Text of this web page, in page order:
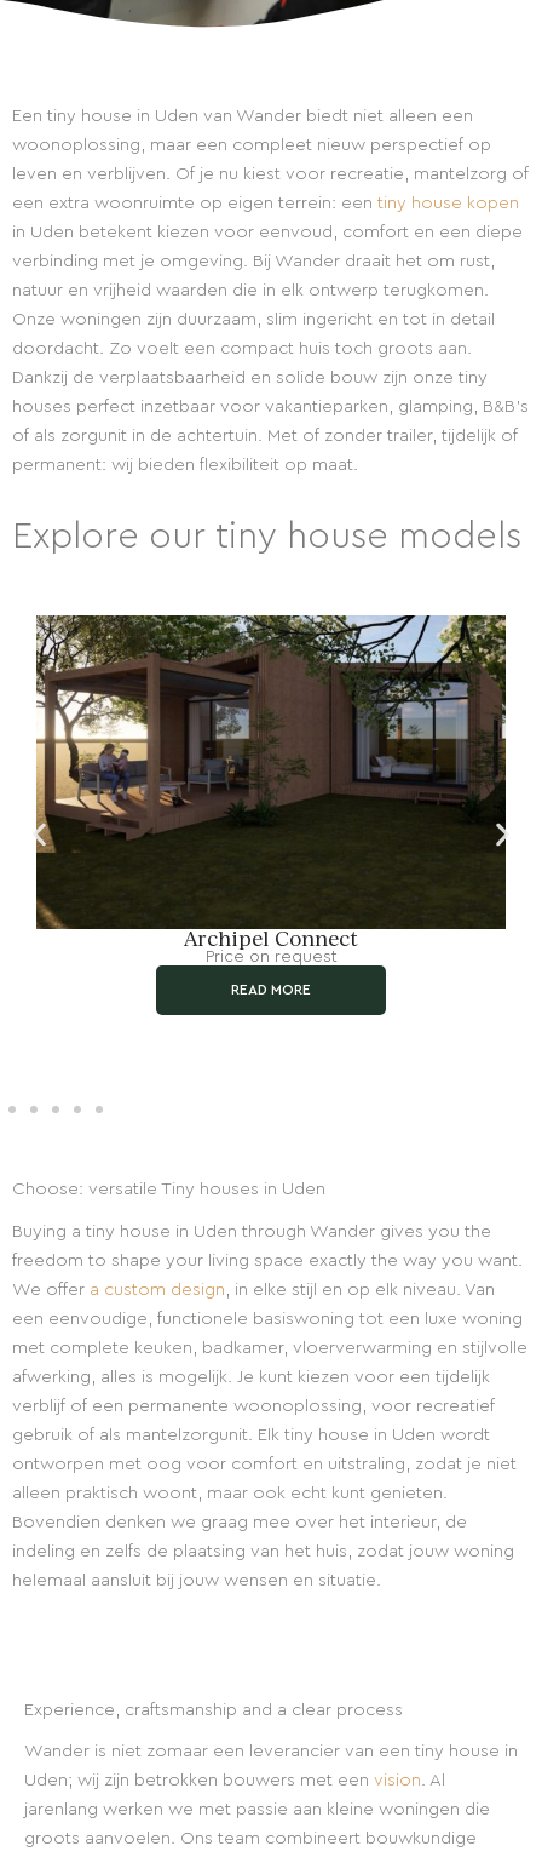
Een tiny house in Uden van Wander biedt niet alleen een
woonoplossing, maar een compleet nieuw perspectief op
leven en verblijven. Of je nu kiest voor recreatie, mantelzorg of
een extra woonruimte op eigen terrein: een tiny house kopen
in Uden betekent kiezen voor eenvoud, comfort en een diepe
verbinding met je omgeving. Bij Wander draait het om rust,
natuur en vrijheid waarden die in elk ontwerp terugkomen.
Onze woningen zijn duurzaam, slim ingericht en tot in detail
doordacht. Zo voelt een compact huis toch groots aan.
Dankzij de verplaatsbaarheid en solide bouw zijn onze tiny
houses perfect inzetbaar voor vakantieparken, glamping, B&B’s
of als zorgunit in de achtertuin. Met of zonder trailer, tijdelijk of
permanent: wij bieden flexibiliteit op maat.
Explore our tiny house models
Archipel Connect
Price on request
READ MORE
Choose: versatile Tiny houses in Uden
Buying a tiny house in Uden through Wander gives you the
freedom to shape your living space exactly the way you want.
We offer a custom design , in elke stijl en op elk niveau. Van
een eenvoudige, functionele basiswoning tot een luxe woning
met complete keuken, badkamer, vloerverwarming en stijlvolle
afwerking, alles is mogelijk. Je kunt kiezen voor een tijdelijk
verblijf of een permanente woonoplossing, voor recreatief
gebruik of als mantelzorgunit. Elk tiny house in Uden wordt
ontworpen met oog voor comfort en uitstraling, zodat je niet
alleen praktisch woont, maar ook echt kunt genieten.
Bovendien denken we graag mee over het interieur, de
indeling en zelfs de plaatsing van het huis, zodat jouw woning
helemaal aansluit bij jouw wensen en situatie.
Experience, craftsmanship and a clear process
Wander is niet zomaar een leverancier van een tiny house in
Uden; wij zijn betrokken bouwers met een vision. Al
jarenlang werken we met passie aan kleine woningen die
groots aanvoelen. Ons team combineert bouwkundige